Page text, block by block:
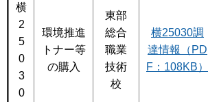
横
2
5
0
3
0
環境推進
トナー等
の購入
東部
総合
職業
技術
校
横25030調
達情報（PD
F：108KB）